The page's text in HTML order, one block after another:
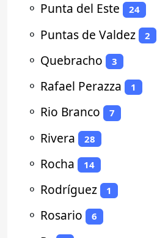
⚬ Punta del Este 24
⚬ Puntas de Valdez 2
⚬ Quebracho 3
⚬ Rafael Perazza 1
⚬ Rio Branco 7
⚬ Rivera 28
⚬ Rocha 14
⚬ Rodríguez 1
⚬ Rosario 6